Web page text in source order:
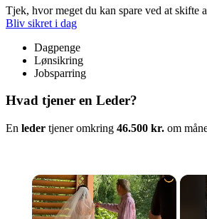
Tjek, hvor meget du kan spare ved at skifte
Bliv sikret i dag
Dagpenge
Lønsikring
Jobsparring
Hvad tjener en Leder?
En leder tjener omkring 46.500 kr. om
×